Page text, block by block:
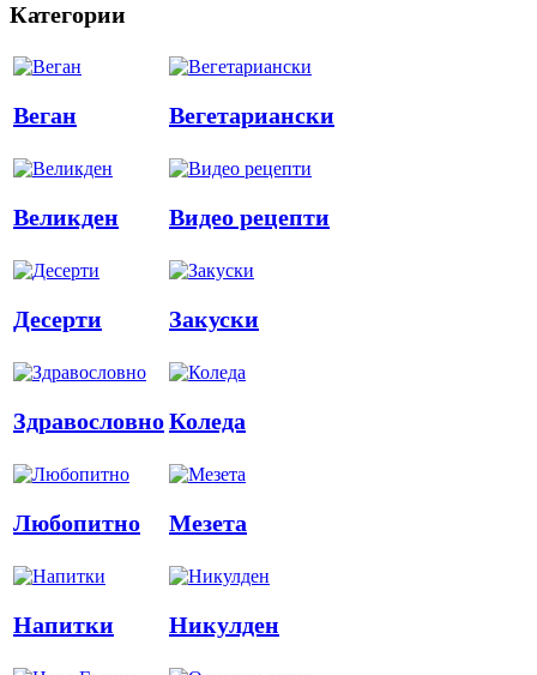
Категории
Веган Вегетариански
Великден Видео рецепти
Десерти Закуски
ЗдравословноКоледа
Любопитно Мезета
Напитки Никулден